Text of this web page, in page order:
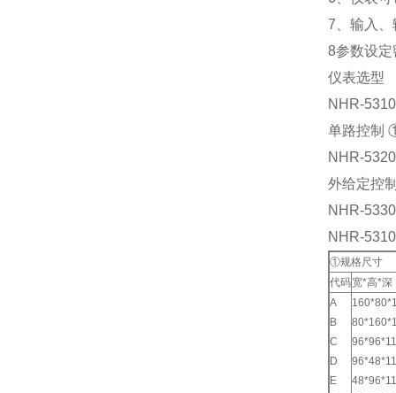
7、输入
8参数设
仪表选型
NHR-
单路控
NHR-
外给定
NHR-
NHR-
①规格尺寸
代码宽*高*深
A
B
C
D
E